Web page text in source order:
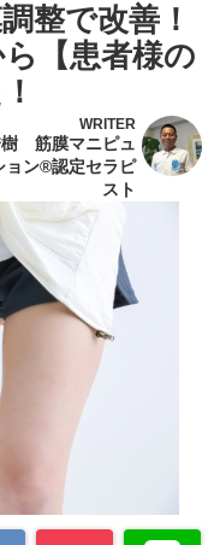
整で改善！
【患者様の
WRITER
樹 筋膜マニピュ
ョン®認定セラピ
スト